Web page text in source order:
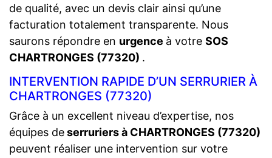
de qualité, avec un devis clair ainsi qu’une
facturation totalement transparente. Nous
saurons répondre en urgence à votre SOS
CHARTRONGES (77320) .
INTERVENTION RAPIDE D’UN SERRURIER À
CHARTRONGES (77320)
Grâce à un excellent niveau d’expertise, nos
équipes deserruriers à CHARTRONGES (77320)
peuvent réaliser une intervention sur votre